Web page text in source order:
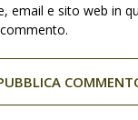
email e sito web in